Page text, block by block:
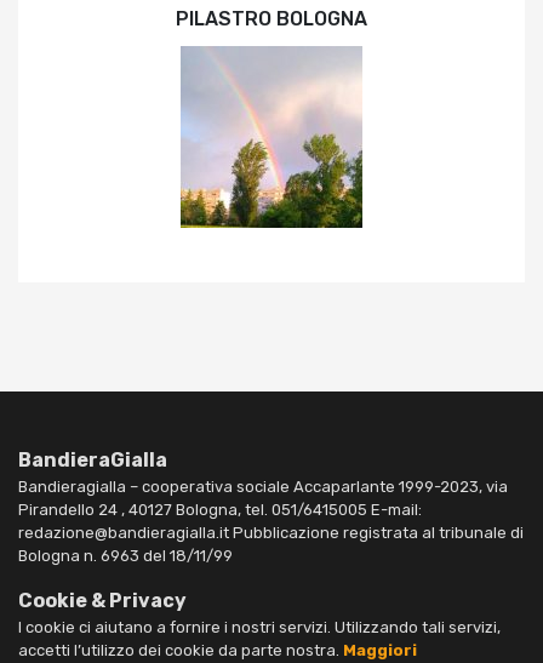
PILASTRO BOLOGNA
BandieraGialla
Bandieragialla – cooperativa sociale Accaparlante 1999-2023, via
Pirandello 24 , 40127 Bologna, tel. 051/6415005 E-mail:
redazione@bandieragialla.it Pubblicazione registrata al tribunale di
Bologna n. 6963 del 18/11/99
Cookie & Privacy
I cookie ci aiutano a fornire i nostri servizi. Utilizzando tali servizi,
accetti l’utilizzo dei cookie da parte nostra. Maggiori